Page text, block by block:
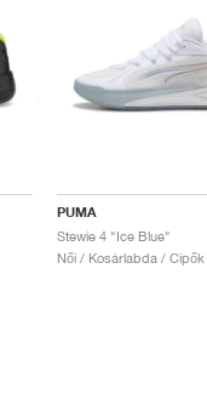
PUMA
Stewie 4 "Ice Blue"
Női / Kosárlabda / Cipők